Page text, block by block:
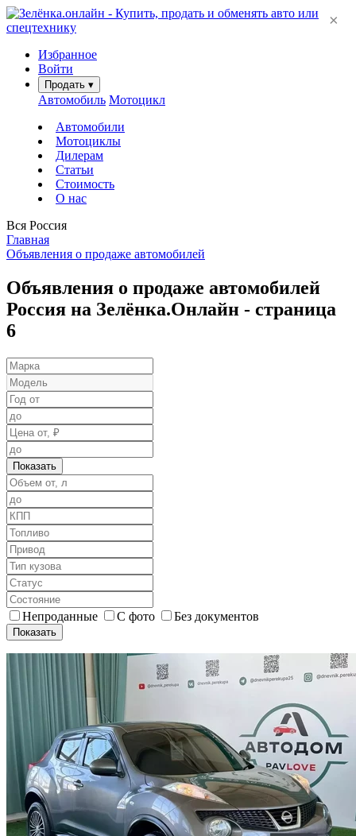
Избранное
Войти
Продать ▾
Автомобиль Мотоцикл
Автомобили
Мотоциклы
Дилерам
Статьи
Стоимость
О нас
Вся Россия
Главная
Объявления о продаже автомобилей
Объявления о продаже автомобилей
Россия на Зелёнка.Онлайн - страница
6
Показать
Непроданные С фото Без документов
Показать
×